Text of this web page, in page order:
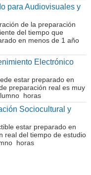
para Audiovisuales y
de la preparación
del tiempo que
en menos de 1 año
Electrónico
estar preparado en
preparación real es muy
horas
Sociocultural y
estar preparado en
real del tiempo de estudio
horas